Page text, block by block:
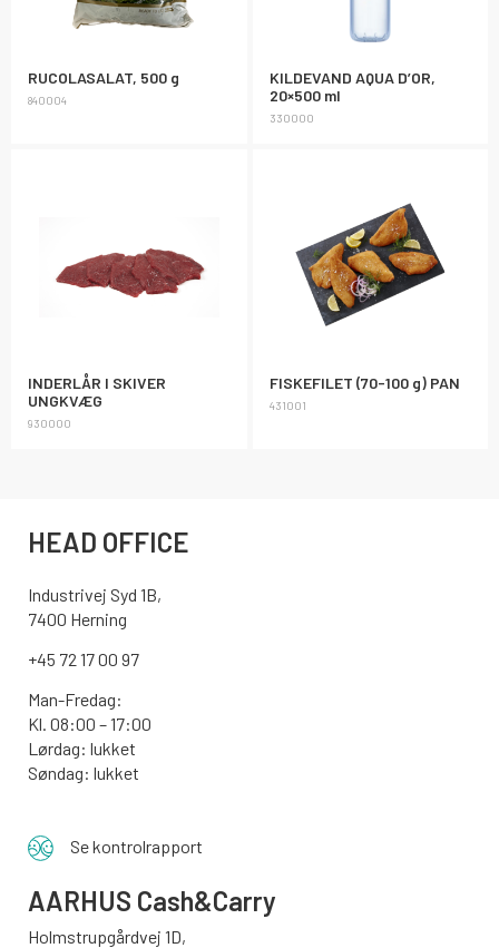
RUCOLASALAT, 500 g
840004
KILDEVAND AQUA D’OR,
20×500 ml
330000
INDERLÅR I SKIVER
UNGKVÆG
930000
FISKEFILET (70-100 g) PAN
431001
HEAD OFFICE
Industrivej Syd 1B,
7400 Herning
+45 72 17 00 97
Man-Fredag:
Kl. 08:00 – 17:00
Lørdag: lukket
Søndag: lukket
Se kontrolrapport
AARHUS Cash&Carry
Holmstrupgårdvej 1D,